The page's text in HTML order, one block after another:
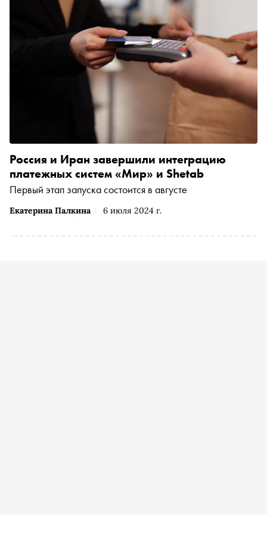
Екатерина Палкина 6 июля 2024 г.
Россия и Иран завершили интеграцию
платежных систем «Мир» и Shetab
Первый этап запуска состоится в августе